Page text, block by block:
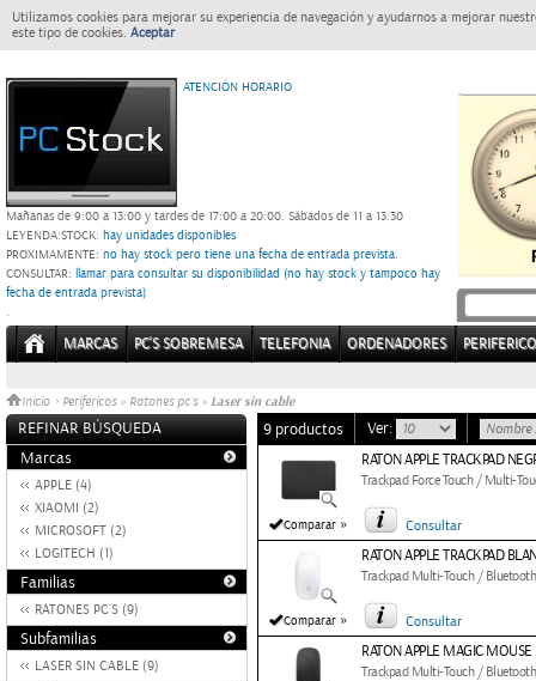
Utilizamos cookies para mejorar su experiencia de navegación y ayudarnos a mejorar
este tipo de cookies. Aceptar
ATENCIÓN HORARIO
Mañanas de 9:00 a 13:00 y tardes de 17:00 a 20:00. Sábados de 11 a 13:30
LEYENDA:STOCK: hay unidades disponibles
PROXIMAMENTE: no hay stock pero tiene una fecha de entrada prevista.
CONSULTAR: llamar para consultar su disponibilidad (no hay stock y tampoco hay
fecha de entrada prevista)
.
MARCAS PC'S SOBREMESA TELEFONIA ORDENADORES
Inicio > Perifericos » Ratones pc´s » Laser sin cable
REFINAR BÚSQUEDA
Marcas
APPLE (4)
XIAOMI (2)
MICROSOFT (2)
LOGITECH (1)
Familias
RATONES PC´S (9)
Subfamilias
LASER SIN CABLE (9)
9 productos Ver:
Comparar »
RATON APPLE TRACKPAD
Trackpad Force Touch / Multi-
Consultar
Comparar »
RATON APPLE TRACKPAD
Trackpad Multi-Touch /
Consultar
RATON APPLE MAGIC MOUSE
Trackpad Multi-Touch /